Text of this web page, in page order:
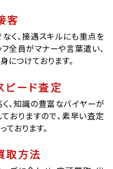
客
く、接遇スキルにも重点を
フ全員がマナーや言葉遣い、
につけております。
ピード査定
、知識の豊富なバイヤーが
おりますので、素早い査定
ております。
取方法